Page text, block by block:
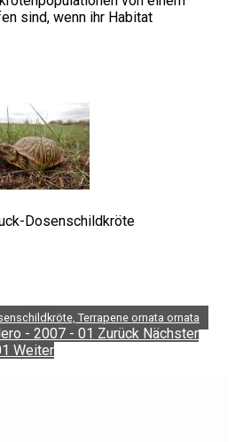
sind, wenn ihr Habitat
Dosenschildkröte
Terrapene ornata ornata
- 2007 - 01 Zurück Nächster
Weiter